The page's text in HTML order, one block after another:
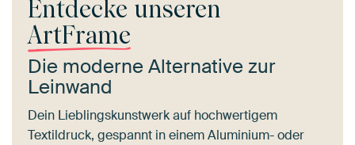
Entdecke unseren
ArtFrame
Die moderne Alternative zur
Leinwand
Dein Lieblingskunstwerk auf hochwertigem
Textildruck, gespannt in einem Aluminium- oder